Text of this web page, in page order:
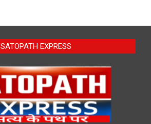
SATOPATH EXPRESS